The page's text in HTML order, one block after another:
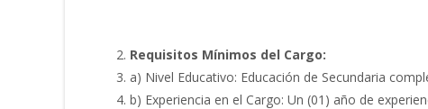
Requisitos Mínimos del Cargo:
a) Nivel Educativo: Educación de Secundaria
b) Experiencia en el Cargo: Un (01) año de